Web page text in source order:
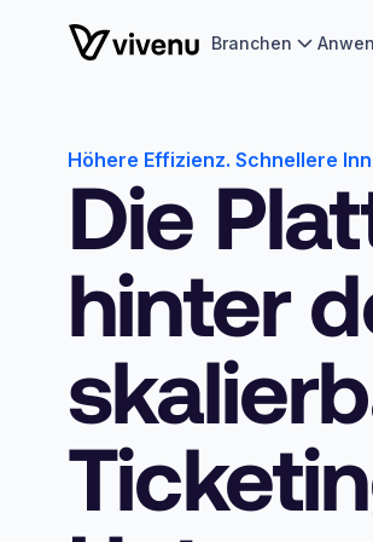
Branchen
Höhere Effizienz. Schnellere
Die
hinter